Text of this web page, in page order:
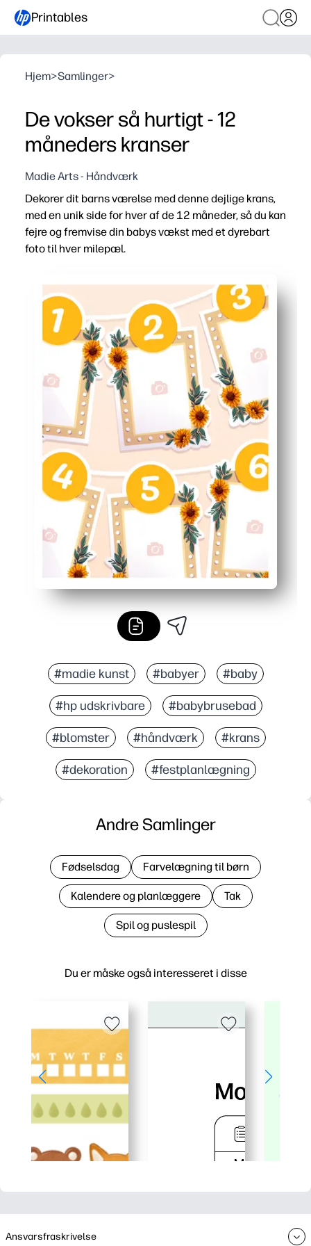
Printables
Hjem>Samlinger>
De vokser så hurtigt - 12
måneders kranser
Madie Arts - Håndværk
Dekorer dit barns værelse med denne dejlige krans,
med en unik side for hver af de 12 måneder, så du kan
fejre og fremvise din babys vækst med et dyrebart
foto til hver milepæl.
Udskriv derhjemme - tilføj månedlige fotos og hæng
Holder milepæle organiseret - se dit barns år med et
Børnehaveklar stil - blød, munter kunst, der lyser
Hukommelsesvenlig - gem siderne som et førsteårs
#madie kunst #babyer #baby
#hp udskrivbare #babybrusebad
#blomster #håndværk #krans
#dekoration #festplanlægning
Du er måske også interesseret i disse
Andre Samlinger
Fødselsdag Farvelægning til børn
Kalendere og planlæggere Tak
Spil og puslespil
Ansvarsfraskrivelse